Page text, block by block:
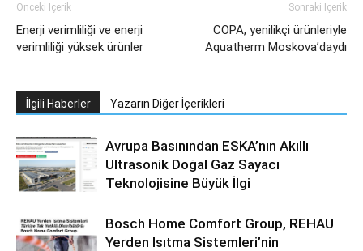
Önceki İçerik
Enerji verimliliği ve enerji
verimliliği yüksek ürünler
Sonraki İçerik
COPA, yenilikçi ürünleriyle
Aquatherm Moskova’daydı
İlgili Haberler Yazarın Diğer İçerikleri
Avrupa Basınından ESKA’nın Akıllı
Ultrasonik Doğal Gaz Sayacı
Teknolojisine Büyük İlgi
Bosch Home Comfort Group, REHAU
Yerden Isıtma Sistemleri’nin